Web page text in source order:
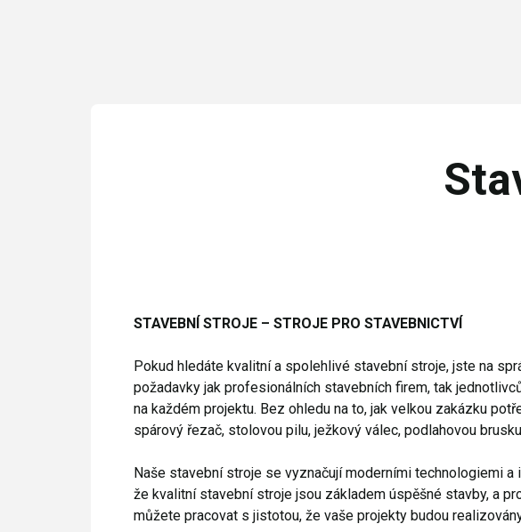
STAVEBNÍ STROJE – STROJE PRO STAVEBNICTVÍ
Pokud hledáte kvalitní a spolehlivé stavební stroje, jste na
požadavky jak profesionálních stavebních firem, tak
na každém projektu. Bez ohledu na to, jak velkou zakázku
spárový řezač, stolovou pilu, ježkový válec, podlahovou
Naše stavební stroje se vyznačují moderními technologiemi
že kvalitní stavební stroje jsou základem úspěšné stavby, a
můžete pracovat s jistotou, že vaše projekty budou